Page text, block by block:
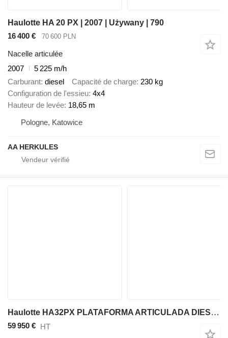
Haulotte HA 20 PX | 2007 | Używany | 790
16 400 €
70 600 PLN
Nacelle articulée
2007
5 225 m/h
Carburant diesel Capacité de charge 230 kg
Configuration de l'essieu 4x4
Hauteur de levée 18,65 m
Pologne, Katowice
AA HERKULES
Haulotte HA32PX PLATAFORMA ARTICULADA DIESEL 32 MT
59 950 € HT